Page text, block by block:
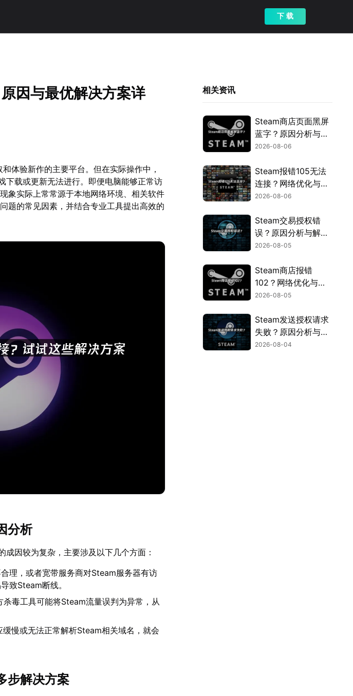
下 载
因与最优解决方案详
体验新作的主要平台。但在实际操作中，
下载或更新无法进行。即便电脑能够正常访
象实际上常常源于本地网络环境、相关软件
题的常见因素，并结合专业工具提出高效的
分析
成因较为复杂，主要涉及以下几个方面：
理，或者宽带服务商对Steam服务器有访
致Steam断线。
毒工具可能将Steam流量误判为异常，从
缓慢或无法正常解析Steam相关域名，就会
步解决方案
相关资讯
Steam商店页面黑屏
蓝字？原因分析与解
决方案！
2026-08-06
Steam报错105无法
连接？网络优化与解
决指南！
2026-08-06
Steam交易授权错
误？原因分析与解决
方法！
2026-08-05
Steam商店报错
102？网络优化与连
接问题解决指南！
2026-08-05
Steam发送授权请求
失败？原因分析与解
决方案！
2026-08-04